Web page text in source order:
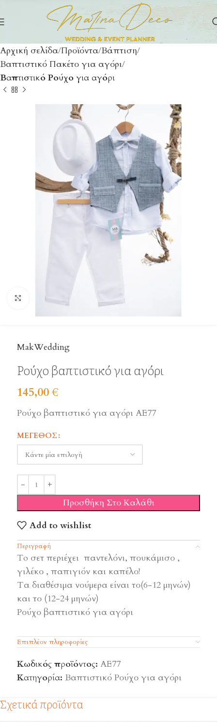
Αρχική σελίδα Προϊόντα Βάπτιση
Βαπτιστικό Πακέτο για αγόρι
Βαπτιστικό Ρούχο για αγόρι
Click to enlarge
MakWedding
Ρούχο βαπτιστικό για αγόρι
145,00€
Ρούχο βαπτιστικό για αγόρι ΑΕ77
ΜΈΓΕΘΟΣ
Προσθήκη Στο Καλάθι
Add to wishlist
Περιγραφή
To σετ περιέχει παντελόνι, πουκάμισο ,
γιλέκο , παπιγιόν και καπέλο!
Τα διαθέσιμα νούμερα είναι το(6-12 μηνών)
και το (12-24 μηνών)
Ρούχο βαπτιστικό για αγόρι
Επιπλέον πληροφορίες
Κωδικός προϊόντος: ΑΕ77
Κατηγορία: Βαπτιστικό Ρούχο για αγόρι
Σχετικά προϊόντα